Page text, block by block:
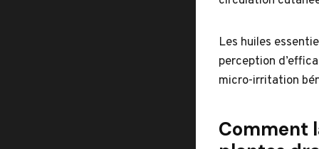
Les huiles
perception
micro-irritation
Comment